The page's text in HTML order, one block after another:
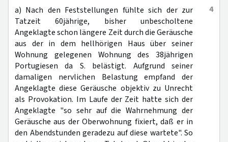
4
a) Nach den Feststellungen fühlte sich der zur
Tatzeit 60jährige, bisher unbescholtene
Angeklagte schon längere Zeit durch die Geräusche
aus der in dem hellhörigen Haus über seiner
Wohnung gelegenen Wohnung des 38jährigen
Portugiesen da S. belästigt. Aufgrund seiner
damaligen nervlichen Belastung empfand der
Angeklagte diese Geräusche objektiv zu Unrecht
als Provokation. Im Laufe der Zeit hatte sich der
Angeklagte "so sehr auf die Wahrnehmung der
Geräusche aus der Oberwohnung fixiert, daß er in
den Abendstunden geradezu auf diese wartete". So